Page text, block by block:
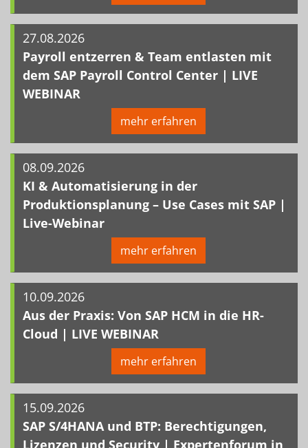
27.08.2026
Payroll entzerren & Team entlasten mit
dem SAP Payroll Control Center | LIVE
WEBINAR
mehr erfahren
08.09.2026
KI & Automatisierung in der
Produktionsplanung – Use Cases mit SAP |
Live-Webinar
mehr erfahren
10.09.2026
Aus der Praxis: Von SAP HCM in die HR-
Cloud | LIVE WEBINAR
mehr erfahren
15.09.2026
SAP S/4HANA und BTP: Berechtigungen,
Lizenzen und Security | Expertenforum in